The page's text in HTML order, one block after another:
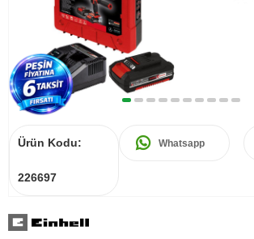
Ürün Kodu:
226697
Whatsapp